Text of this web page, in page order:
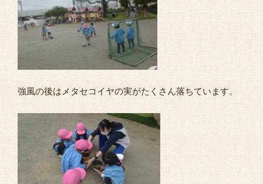
強風の後はメタセコイヤの実がたくさん落ちています。